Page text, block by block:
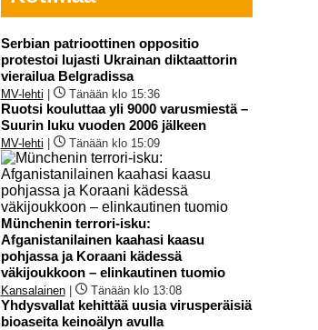
Serbian patrioottinen oppositio
protestoi lujasti Ukrainan diktaattorin
vierailua Belgradissa
MV-lehti Tänään klo 15:36
Ruotsi kouluttaa yli 9000 varusmiestä –
Suurin luku vuoden 2006 jälkeen
MV-lehti Tänään klo 15:09
Münchenin terrori-isku:
Afganistanilainen kaahasi kaasu
pohjassa ja Koraani kädessä
väkijoukkoon – elinkautinen tuomio
Kansalainen| Tänään klo 13:08
Yhdysvallat kehittää uusia virusperäisiä
bioaseita keinoälyn avulla